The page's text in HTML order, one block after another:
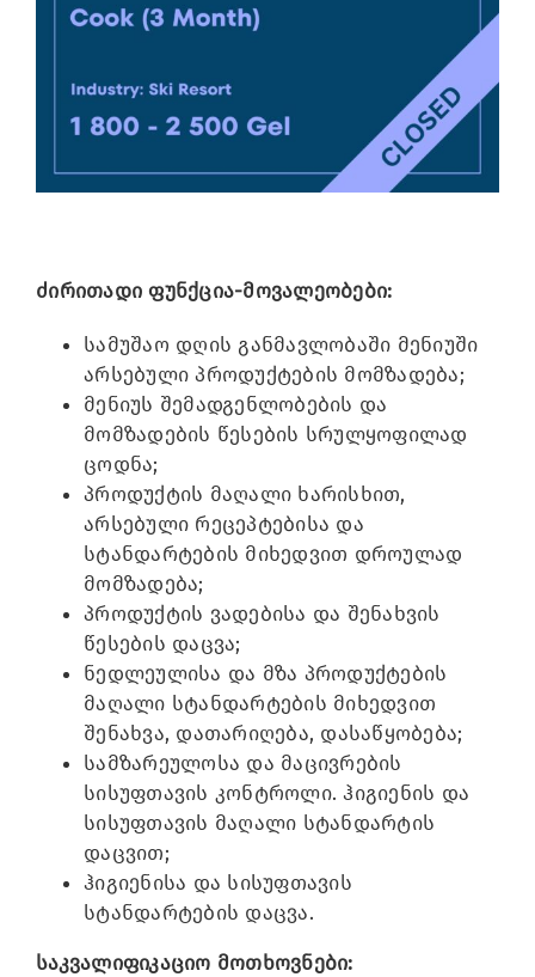
ძირითადი ფუნქცია-მოვალეობები:
სამუშაო დღის განმავლობაში მენიუში
არსებული პროდუქტების მომზადება;
მენიუს შემადგენლობების და
მომზადების წესების სრულყოფილად
ცოდნა;
პროდუქტის მაღალი ხარისხით,
არსებული რეცეპტებისა და
სტანდარტების მიხედვით დროულად
მომზადება;
პროდუქტის ვადებისა და შენახვის
წესების დაცვა;
ნედლეულისა და მზა პროდუქტების
მაღალი სტანდარტების მიხედვით
შენახვა, დათარიღება, დასაწყობება;
სამზარეულოსა და მაცივრების
სისუფთავის კონტროლი. ჰიგიენის და
სისუფთავის მაღალი სტანდარტის
დაცვით;
ჰიგიენისა და სისუფთავის
სტანდარტების დაცვა.
საკვალიფიკაციო მოთხოვნები: